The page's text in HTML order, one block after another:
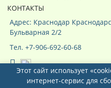
КОНТАКТЫ
Адрес: Краснодар
Бульварная 2/2
Тел. +7-906-692-60-68
Этот сайт использует
интернет-сервис для